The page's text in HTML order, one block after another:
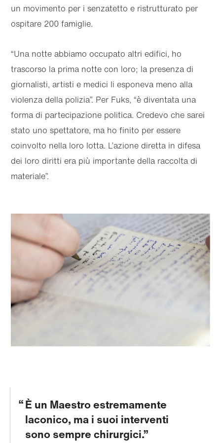
un movimento per i senzatetto e ristrutturato per
ospitare 200 famiglie.
“Una notte abbiamo occupato altri edifici, ho
trascorso la prima notte con loro; la presenza di
giornalisti, artisti e medici li esponeva meno alla
violenza della polizia”. Per Fuks, “è diventata una
forma di partecipazione politica. Credevo che sarei
stato uno spettatore, ma ho finito per essere
coinvolto nella loro lotta. L’azione diretta in difesa
dei loro diritti era più importante della raccolta di
materiale”.
È un Maestro estremamente
laconico, ma i suoi interventi
sono sempre chirurgici.